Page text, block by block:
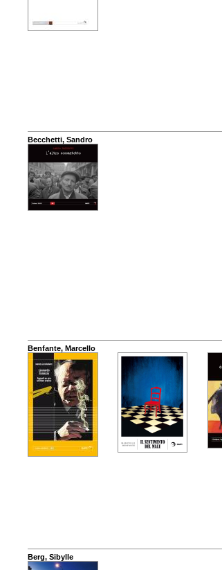
Becchetti, Sandro
Benfante, Marcello
Berg, Sibylle